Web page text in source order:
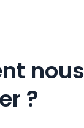
nous
?